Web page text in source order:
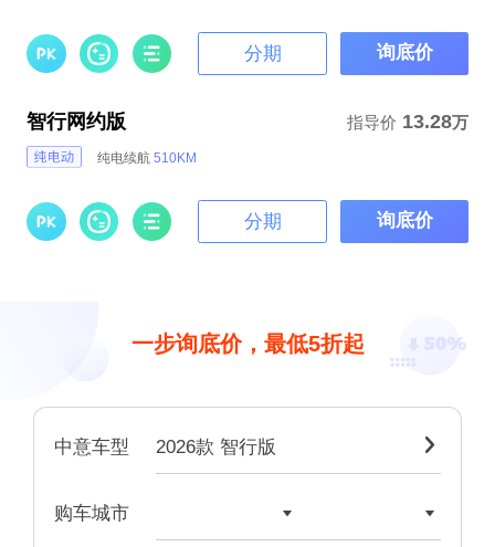
分期 询底价
智行网约版
纯电续航510KM
指导价 13.28万
分期 询底价
一步询底价，最低5折起
中意车型 2026款 智行版 
购车城市  